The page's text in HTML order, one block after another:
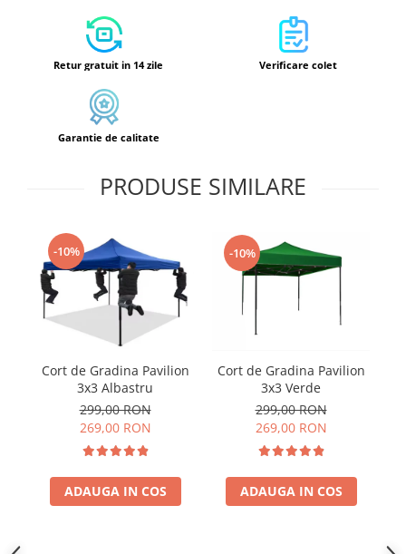
Retur gratuit in 14 zile Verificare colet
Garantie de calitate
PRODUSE SIMILARE
-10%
Cort de Gradina Pavilion
3x3 Albastru
299,00 RON
269,00 RON
ADAUGA IN COS
-10%
Cort de Gradina Pavilion
3x3 Verde
299,00 RON
269,00 RON
ADAUGA IN COS